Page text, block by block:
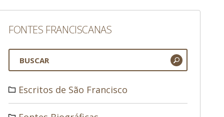
FONTES FRANCISCANAS
Escritos de São Francisco